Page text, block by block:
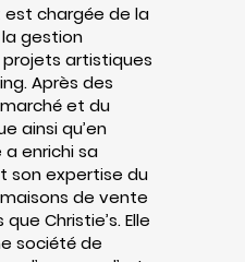
chargée de la
gestion
artistiques
Après des
et du
ainsi qu’en
a enrichi sa
son expertise du
de vente
Christie’s. Elle
société de